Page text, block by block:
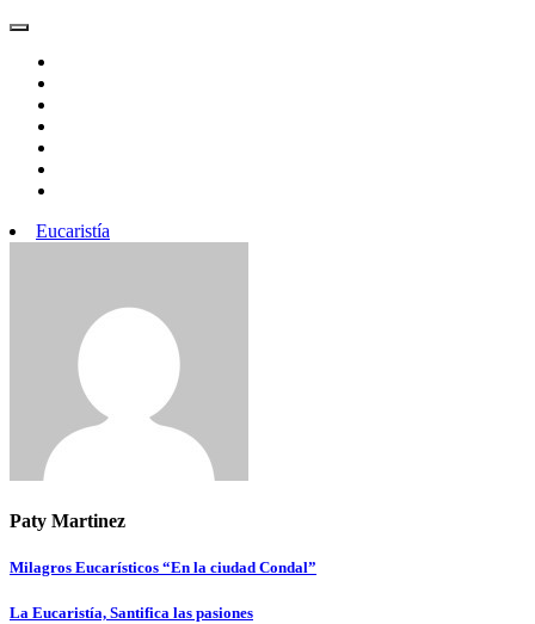
Eucaristía
Paty Martinez
Navegación
de
Milagros Eucarísticos “En la ciudad Condal”
La Eucaristía, Santifica las pasiones